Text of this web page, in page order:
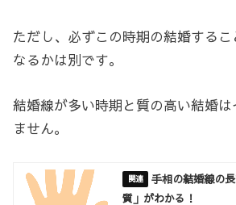
ただし、必ずこの時期の結婚する
なるかは別です。
結婚線が多い時期と質の高い結婚は
ません。
手相の結婚線の
質」がわかる！